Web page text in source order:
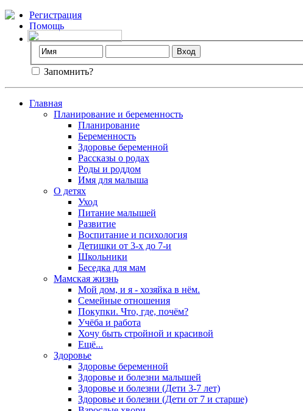
Регистрация
Помощь
Запомнить?
Главная
Планирование и беременность
Планирование
Беременность
Здоровье беременной
Рассказы о родах
Роды и роддом
Имя для малыша
О детях
Уход
Питание малышей
Развитие
Воспитание и психология
Детишки от 3-х до 7-и
Школьники
Беседка для мам
Мамская жизнь
Мой дом, и я - хозяйка в нём.
Семейные отношения
Покупки. Что, где, почём?
Учёба и работа
Хочу быть стройной и красивой
Ещё...
Здоровье
Здоровье беременной
Здоровье и болезни малышей
Здоровье и болезни (Дети 3-7 лет)
Здоровье и болезни (Дети от 7 и старше)